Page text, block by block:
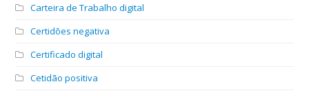
Carteira de Trabalho digital
Certidões negativa
Certificado digital
Cetidão positiva